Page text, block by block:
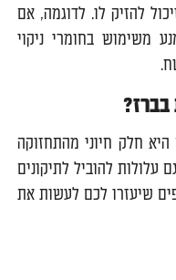
להזיק לו. לדוגמה, אם
משימוש בחומרי ניקוי
בברז?
חלק חיוני מהתחזוקה
להוביל לתיקונים
שיעזרו לכם לעשות את